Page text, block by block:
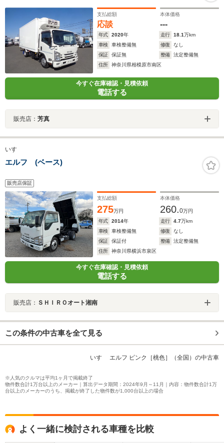
支払総額
応談
本体価格
---
年式 2020年 走行 18.1万km
車検
車検整備無 修復
なし
保証
保証無 整備
法定整備無
住所
神奈川県相模原市南区
今すぐ在庫確認・見積依頼
電話する
販売店： 芳真
いすゞ
エルフ (ベース)
販売店保証
支払総額
275万円
本体価格
260.0万円
年式
2014年 走行 4.7万km
車検
車検整備無 修復
なし
保証
保証付 整備
法定整備無
住所
神奈川県横浜市泉区
今すぐ在庫確認・見積依頼
電話する
販売店： ＳＨＩＲＯオート湘南
この条件の中古車を全て見る
いすゞ エルフ ピンク［桃色］（全国）の中古車
※人気のクルマは平均1ヶ月で掲載終了
物件数合計1万台以上のメーカー｜算出データ期間：2024年9月～11月｜内容：物件数合計1万
台以上のメーカーのうち、掲載が終了した物件数が1,000台以上の場合
よく一緒に検討される車種を比較